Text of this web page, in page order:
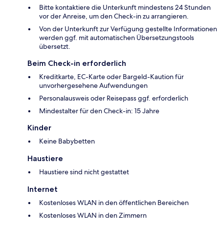
Bitte kontaktiere die Unterkunft mindestens 24 Stunden
vor der Anreise, um den Check-in zu arrangieren.
Von der Unterkunft zur Verfügung gestellte Informationen
werden ggf. mit automatischen Übersetzungstools
übersetzt.
Beim Check-in erforderlich
Kreditkarte, EC-Karte oder Bargeld-Kaution für
unvorhergesehene Aufwendungen
Personalausweis oder Reisepass ggf. erforderlich
Mindestalter für den Check-in: 15 Jahre
Kinder
Keine Babybetten
Haustiere
Haustiere sind nicht gestattet
Internet
Kostenloses WLAN in den öffentlichen Bereichen
Kostenloses WLAN in den Zimmern